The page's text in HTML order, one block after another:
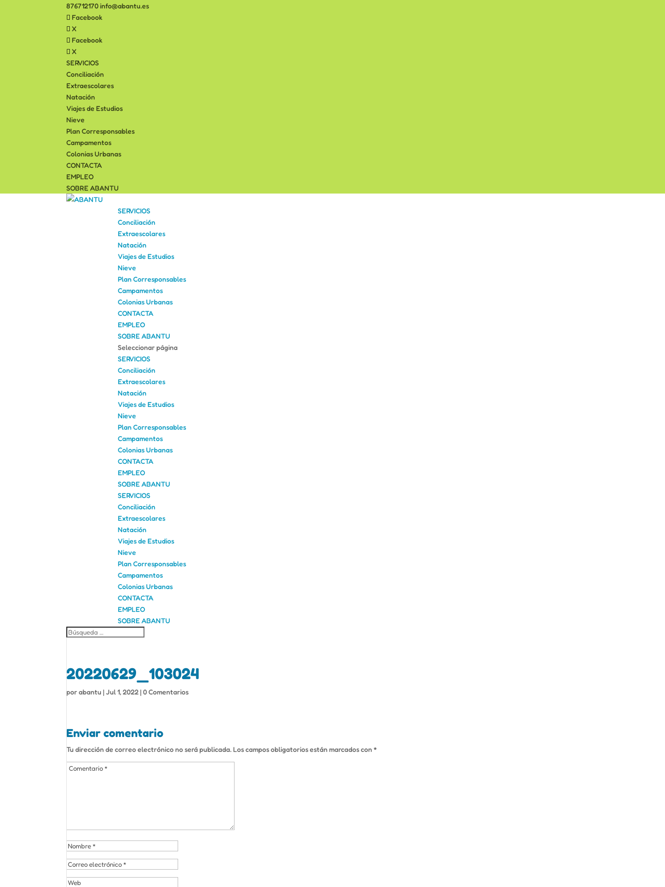
876712170 info@abantu.es
Facebook
X
Facebook
X
SERVICIOS
Conciliación
Extraescolares
Natación
Viajes de Estudios
Nieve
Plan Corresponsables
Campamentos
Colonias Urbanas
CONTACTA
EMPLEO
SOBRE ABANTU
SERVICIOS
Conciliación
Extraescolares
Natación
Viajes de Estudios
Nieve
Plan Corresponsables
Campamentos
Colonias Urbanas
CONTACTA
EMPLEO
SOBRE ABANTU
Seleccionar página
SERVICIOS
Conciliación
Extraescolares
Natación
Viajes de Estudios
Nieve
Plan Corresponsables
Campamentos
Colonias Urbanas
CONTACTA
EMPLEO
SOBRE ABANTU
SERVICIOS
Conciliación
Extraescolares
Natación
Viajes de Estudios
Nieve
Plan Corresponsables
Campamentos
Colonias Urbanas
CONTACTA
EMPLEO
SOBRE ABANTU
20220629_103024
porabantu |Jul 1, 2022|0 Comentarios
Enviar comentario
Tu dirección de correo electrónico no será publicada. Los campos obligatorios están marcados con*